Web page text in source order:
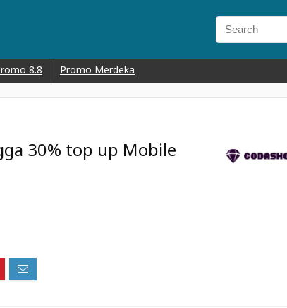
8.8 Promo Merdeka
30% top up Mobile